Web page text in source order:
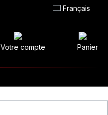
Français
Votre compte Panier